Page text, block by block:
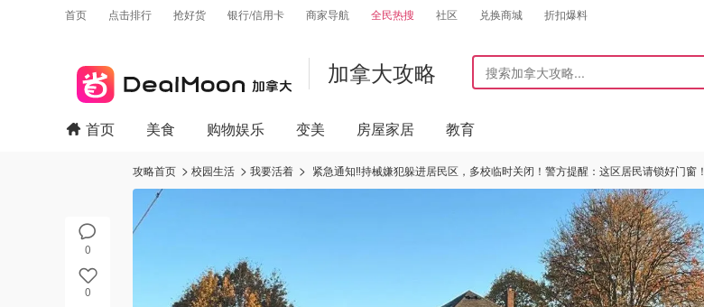
首页 点击排行 抢好货 银行/信用卡 商家导航 全民热搜 社区 兑换商城 折扣爆料
加拿大攻略
0
0
首页 美食 购物娱乐 变美 房屋家居 教育
攻略首页 校园生活 我要活着 紧急通知‼️持械嫌犯躲进居民区，多校临时关闭！警方提醒：这区居民请锁好门窗！